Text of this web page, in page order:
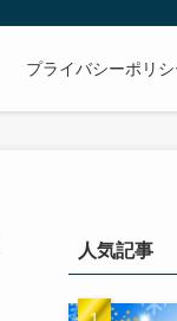
プライバシーポリシ
人気記事